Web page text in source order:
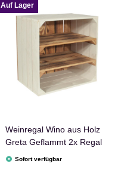
Auf Lager
Weinregal Wino aus Holz
Greta Geflammt 2x Regal
Sofort verfügbar